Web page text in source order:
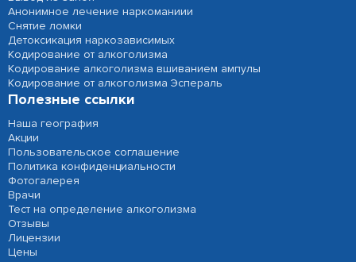
Анонимное лечение наркоманиии
Снятие ломки
Детоксикация наркозависимых
Кодирование от алкоголизма
Кодирование алкоголизма вшиванием ампулы
Кодирование от алкоголизма Эспераль
Полезные ссылки
Наша география
Акции
Пользовательское соглашение
Политика конфиденциальности
Фотогалерея
Врачи
Тест на определение алкоголизма
Отзывы
Лицензии
Цены